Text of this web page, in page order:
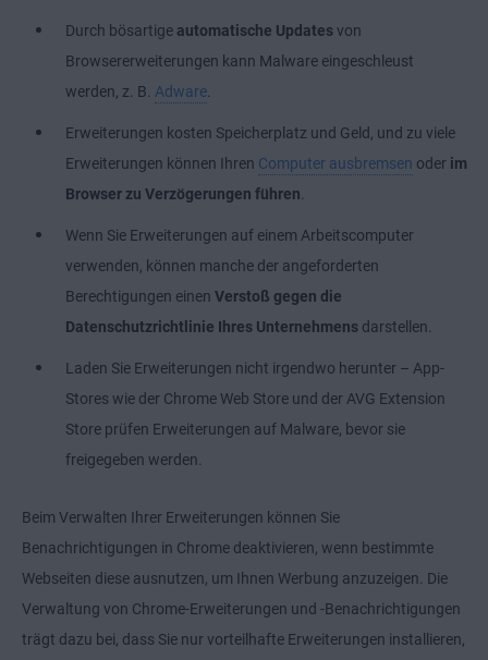
Durch bösartige automatische Updatesvon
Browsererweiterungen kann Malware eingeschleust
werden, z. B. Adware.
Erweiterungen kosten Speicherplatz und Geld, und zu viele
Erweiterungen können Ihren Computer ausbremsen oder im
Browser zu Verzögerungen führen.
Wenn Sie Erweiterungen auf einem Arbeitscomputer
verwenden, können manche der angeforderten
Berechtigungen einen Verstoß gegen die
Datenschutzrichtlinie Ihres Unternehmens darstellen.
Laden Sie Erweiterungen nicht irgendwo herunter – App-
Stores wie der Chrome Web Store und der AVG Extension
Store prüfen Erweiterungen auf Malware, bevor sie
freigegeben werden.
Beim Verwalten Ihrer Erweiterungen können Sie
Benachrichtigungen in Chrome deaktivieren, wenn bestimmte
Webseiten diese ausnutzen, um Ihnen Werbung anzuzeigen. Die
Verwaltung von Chrome-Erweiterungen und -Benachrichtigungen
trägt dazu bei, dass Sie nur vorteilhafte Erweiterungen installieren,